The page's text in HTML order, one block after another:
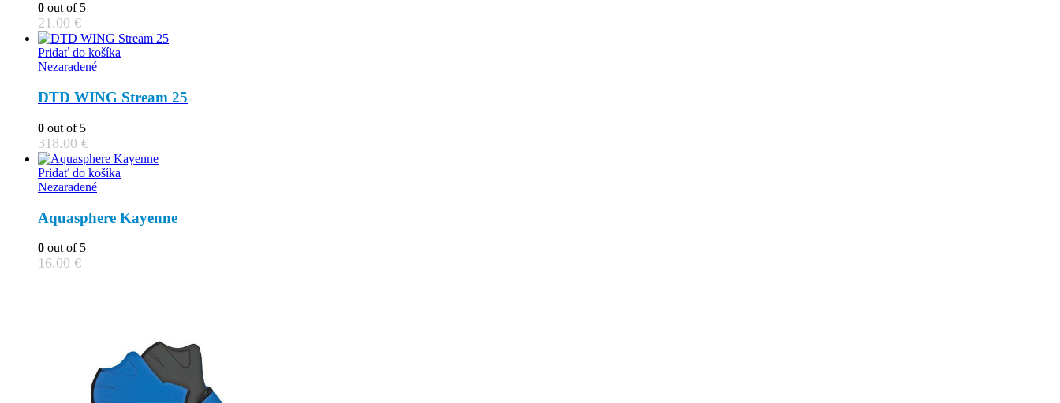
0 out of 5
21.00 €
Pridať do košíka
Nezaradené
DTD WING Stream 25
0 out of 5
318.00 €
Pridať do košíka
Nezaradené
Aquasphere Kayenne
0 out of 5
16.00 €